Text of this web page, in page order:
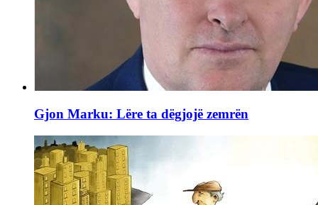
Gjon Marku: Lëre ta dëgjojë zemrën